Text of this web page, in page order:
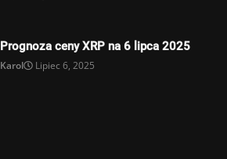
Prognoza ceny XRP na 6 lipca 2025
Karol Lipiec 6, 2025